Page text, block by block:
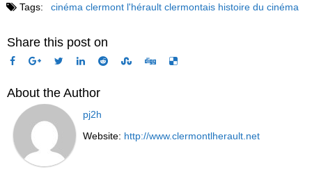
Tags:
cinéma clermont l'hérault clermontais histoire du cinéma
Share this post on
About the Author
pj2h
Website: http://www.clermontlherault.net